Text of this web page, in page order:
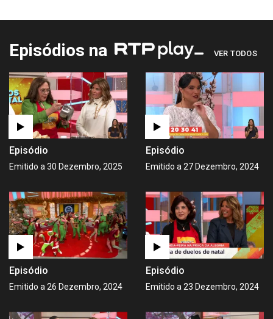
Episódios na VER TODOS
Episódio
Emitido a 30 Dezembro, 2025
Episódio
Emitido a 27 Dezembro, 2024
Episódio
Emitido a 26 Dezembro, 2024
Episódio
Emitido a 23 Dezembro, 2024